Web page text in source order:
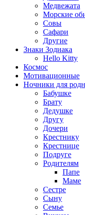
Медвежата
Морские
Совы
Сафари
Другие
Знаки Зодиака
Hello Kitty
Космос
Мотивационные
Ночники для
Бабушке
Брату
Дедушке
Другу
Дочери
Крестнику
Крестнице
Подруге
Родителям
Папе
Маме
Сестре
Сыну
Семье